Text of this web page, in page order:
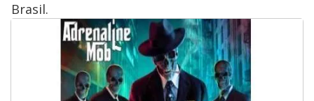
Brasil.